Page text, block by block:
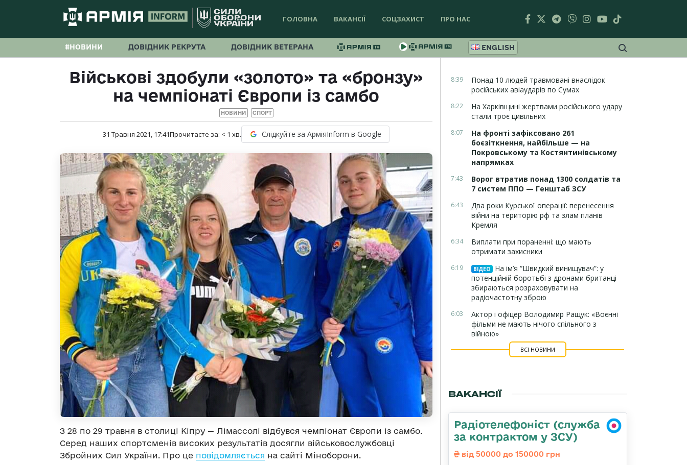
ГОЛОВНА ВАКАНСІЇ СОЦЗАХИСТ ПРО НАС
#НОВИНИ ДОВІДНИК РЕКРУТА ДОВІДНИК ВЕТЕРАНА ENGLISH
Військові здобули «золото» та «бронзу»
на чемпіонаті Європи із самбо
НОВИНИ СПОРТ
31 Травня 2021, 17:41Прочитаєте за: < 1 хв. Слідкуйте за АрміяInform в Google
З 28 по 29 травня в столиці Кіпру — Лімассолі відбувся чемпіонат Європи із самбо.
Серед наших спортсменів високих результатів досягли військовослужбовці
Збройних Сил України. Про це повідомляється на сайті Міноборони.
8:39
Понад 10 людей травмовані внаслідок
російських авіаударів по Сумах
8:22
На Харківщині жертвами російського удару
стали троє цивільних
8:07
На фронті зафіксовано 261
боєзіткнення, найбільше — на
Покровському та Костянтинівському
напрямках
7:43
Ворог втратив понад 1300 солдатів та
7 систем ППО — Генштаб ЗСУ
6:43
Два роки Курської операції: перенесення
війни на територію рф та злам планів
Кремля
6:34
Виплати при пораненні: що мають
отримати захисники
6:19 ВІДЕО
На ім’я “Швидкий винищувач”: у
потенційній боротьбі з дронами британці
збираються розраховувати на
радіочастотну зброю
6:03
Актор і офіцер Володимир Ращук: «Воєнні
фільми не мають нічого спільного з
війною»
ВСІ НОВИНИ
ВАКАНСІЇ
Радіотелефоніст (служба
за контрактом у ЗСУ)
від 50000 до 150000 грн